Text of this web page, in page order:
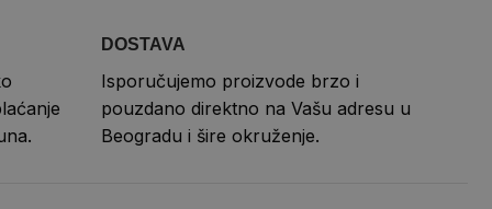
DOSTAVA
Isporučujemo proizvode brzo i
pouzdano direktno na Vašu adresu u
Beogradu i šire okruženje.